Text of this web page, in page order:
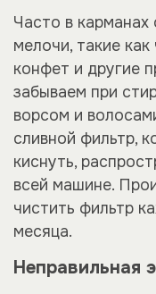
Часто в
мелочи, такие
конфет и другие
забываем при
ворсом и
сливной фильтр,
киснуть,
всей машине.
чистить фильтр
месяца.
Неправильная